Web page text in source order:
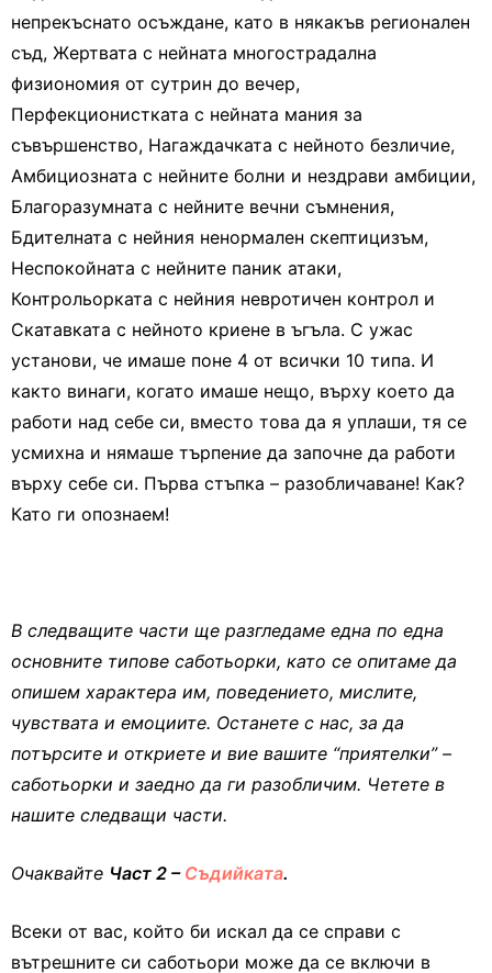
непрекъснато осъждане, като в някакъв регионален
съд, Жертвата с нейната многострадална
физиономия от сутрин до вечер,
Перфекционистката с нейната мания за
съвършенство, Нагаждачката с нейното безличие,
Амбициозната с нейните болни и нездрави амбиции,
Благоразумната с нейните вечни съмнения,
Бдителната с нейния ненормален скептицизъм,
Неспокойната с нейните паник атаки,
Контрольорката с нейния невротичен контрол и
Скатавката с нейното криене в ъгъла. С ужас
установи, че имаше поне 4 от всички 10 типа. И
както винаги, когато имаше нещо, върху което да
работи над себе си, вместо това да я уплаши, тя се
усмихна и нямаше търпение да започне да работи
върху себе си. Първа стъпка – разобличаване! Как?
Като ги опознаем!
В следващите части ще разгледаме една по една
основните типове саботьорки, като се опитаме да
опишем характера им, поведението, мислите,
чувствата и емоциите. Останете с нас, за да
потърсите и откриете и вие вашите “приятелки” –
саботьорки и заедно да ги разобличим. Четете в
нашите следващи части.
Очаквайте Част 2 – Съдийката.
Всеки от вас, който би искал да се справи с
вътрешните си саботьори може да се включи в